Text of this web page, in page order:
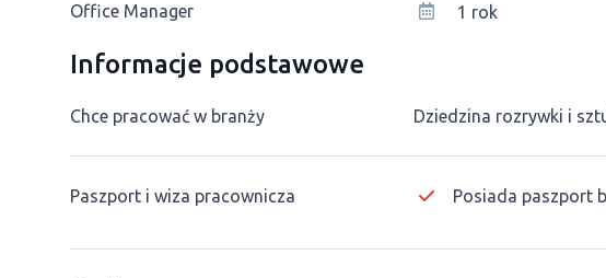
Office Manager 1 rok
Informacje podstawowe
Chce pracować w branży Dziedzina rozrywki i
Paszport i wiza pracownicza Posiada paszport